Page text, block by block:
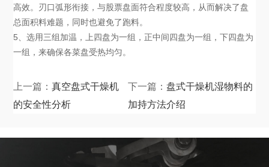
高效。刃口弧形衔接，与股票盘面符合程度较高，从而解决了盘
总面积料难题，同时也避免了跑料。
5、选用三组加温，上四盘为一组，正中间四盘为一组，下四盘为
一组，来确保各菜盘受热均匀。
上一篇：真空盘式干燥机
的安全性分析
下一篇： 盘式干燥机湿物料的
加持方法介绍